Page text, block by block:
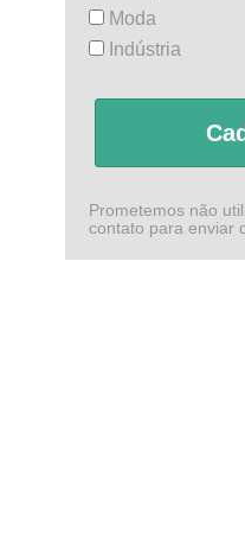
Moda
Indústria
Prometemos não
contato para enviar